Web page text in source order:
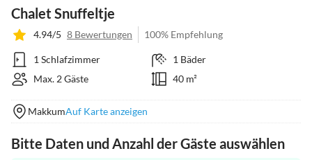
Chalet Snuffeltje
4.94/5 8 Bewertungen 100% Empfehlung
1 Schlafzimmer
1 Bäder
Max. 2 Gäste
40 m²
MakkumAuf Karte anzeigen
Bitte Daten und Anzahl der Gäste auswählen